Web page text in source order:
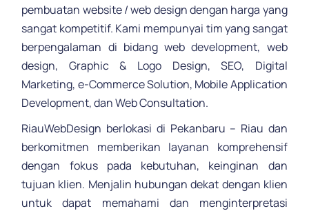
pembuatan website / web design dengan harga yang
sangat kompetitif. Kami mempunyai tim yang sangat
berpengalaman di bidang web development, web
design, Graphic & Logo Design, SEO, Digital
Marketing, e-Commerce Solution, Mobile Application
Development, dan Web Consultation.
RiauWebDesign berlokasi di Pekanbaru – Riau dan
berkomitmen memberikan layanan komprehensif
dengan fokus pada kebutuhan, keinginan dan
tujuan klien. Menjalin hubungan dekat dengan klien
untuk dapat memahami dan menginterpretasi